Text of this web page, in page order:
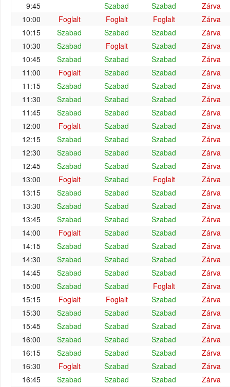
9:45
Szabad Szabad
Zárva
10:00
Foglalt Foglalt Foglalt
Zárva
10:15
Szabad Szabad Szabad
Zárva
10:30
Szabad Foglalt Szabad
Zárva
10:45
Szabad Szabad Szabad
Zárva
11:00
Foglalt Szabad Szabad
Zárva
11:15
Szabad Szabad Szabad
Zárva
11:30
Szabad Szabad Szabad
Zárva
11:45
Szabad Szabad Szabad
Zárva
12:00
Foglalt Szabad Szabad
Zárva
12:15
Szabad Szabad Szabad
Zárva
12:30
Szabad Szabad Szabad
Zárva
12:45
Szabad Szabad Szabad
Zárva
13:00
Foglalt Szabad Foglalt
Zárva
13:15
Szabad Szabad Szabad
Zárva
13:30
Szabad Szabad Szabad
Zárva
13:45
Szabad Szabad Szabad
Zárva
14:00
Foglalt Szabad Szabad
Zárva
14:15
Szabad Szabad Szabad
Zárva
14:30
Szabad Szabad Szabad
Zárva
14:45
Szabad Szabad Szabad
Zárva
15:00
Szabad Szabad Foglalt
Zárva
15:15
Foglalt Foglalt Szabad
Zárva
15:30
Szabad Szabad Szabad
Zárva
15:45
Szabad Szabad Szabad
Zárva
16:00
Szabad Szabad Szabad
Zárva
16:15
Szabad Szabad Szabad
Zárva
16:30
Foglalt Szabad Szabad
Zárva
16:45
Szabad Szabad Szabad
Zárva